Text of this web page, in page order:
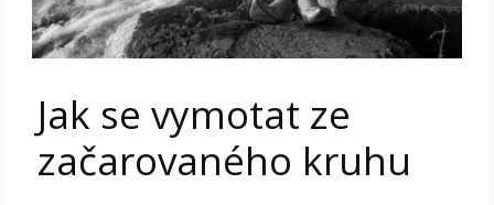
Jak se vymotat ze
začarovaného kruhu